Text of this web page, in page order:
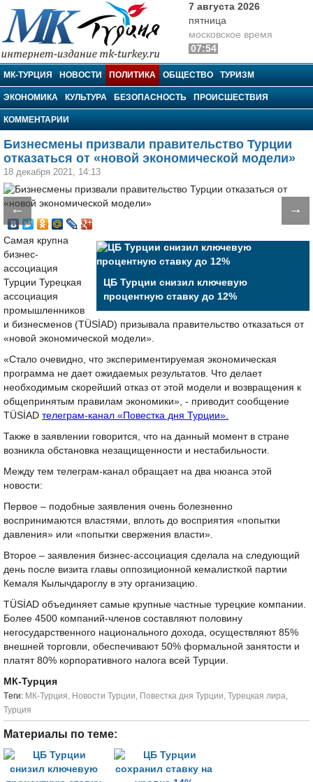
МК-Турция
7 августа 2026
пятница
московское время
07:54
МК-ТУРЦИЯ НОВОСТИ ПОЛИТИКА ОБЩЕСТВО ТУРИЗМ
ЭКОНОМИКА КУЛЬТУРА БЕЗОПАСНОСТЬ ПРОИСШЕСТВИЯ
КОММЕНТАРИИ
Бизнесмены призвали правительство Турции
отказаться от «новой экономической модели»
18 декабря 2021, 14:13
← →
ЦБ Турции снизил ключевую
процентную ставку до 12%
Самая крупна
бизнес-
ассоциация
Турции Турецкая
ассоциация
промышленников
и бизнесменов (TÜSİAD) призывала правительство отказаться от
«новой экономической модели».
«Стало очевидно, что экспериментируемая экономическая
программа не дает ожидаемых результатов. Что делает
необходимым скорейший отказ от этой модели и возвращения к
общепринятым правилам экономики», - приводит сообщение
TÜSİAD телеграм-канал «Повестка дня Турции».
Также в заявлении говорится, что на данный момент в стране
возникла обстановка незащищенности и нестабильности.
Между тем телеграм-канал обращает на два нюанса этой
новости:
Первое – подобные заявления очень болезненно
воспринимаются властями, вплоть до восприятия «попытки
давления» или «попытки свержения власти».
Второе – заявления бизнес-ассоциация сделала на следующий
день после визита главы оппозиционной кемалисткой партии
Кемаля Кылычдароглу в эту организацию.
TÜSİAD объединяет самые крупные частные турецкие компании.
Более 4500 компаний-членов составляют половину
негосударственного национального дохода, осуществляют 85%
внешней торговли, обеспечивают 50% формальной занятости и
платят 80% корпоративного налога всей Турции.
МК-Турция
Tеги: МК-Турция, Новости Турции, Повестка дня Турции, Турецкая лира,
Турция
Материалы по теме: